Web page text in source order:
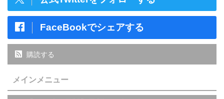
FaceBookでシェアする
購読する
メインメニュー